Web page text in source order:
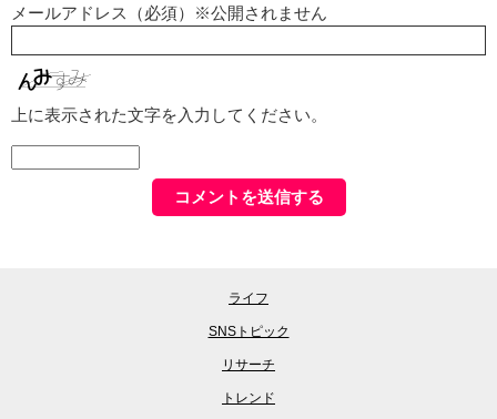
メールアドレス（必須）※公開されません
上に表示された文字を入力してください。
ライフ
SNSトピック
リサーチ
トレンド